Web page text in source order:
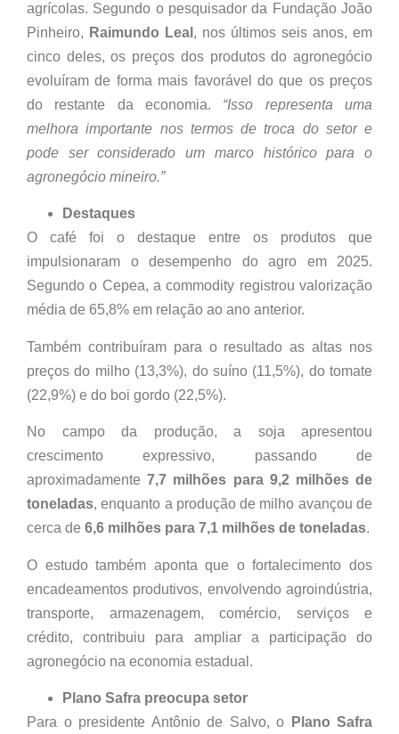
agrícolas. Segundo o pesquisador da Fundação João
Pinheiro, Raimundo Leal , nos últimos seis anos, em
cinco deles, os preços dos produtos do agronegócio
evoluíram de forma mais favorável do que os preços
do restante da economia. “Isso representa uma
melhora importante nos termos de troca do setor e
pode ser considerado um marco histórico para o
agronegócio mineiro.”
Destaques
O café foi o destaque entre os produtos que
impulsionaram o desempenho do agro em 2025.
Segundo o Cepea, a commodity registrou valorização
média de 65,8% em relação ao ano anterior.
Também contribuíram para o resultado as altas nos
preços do milho (13,3%), do suíno (11,5%), do tomate
(22,9%) e do boi gordo (22,5%).
No campo da produção, a soja apresentou
crescimento expressivo, passando de
aproximadamente7,7 milhões para 9,2 milhões de
toneladas, enquanto a produção de milho avançou de
cerca de 6,6 milhões para 7,1 milhões de toneladas.
O estudo também aponta que o fortalecimento dos
encadeamentos produtivos, envolvendo agroindústria,
transporte, armazenagem, comércio, serviços e
crédito, contribuiu para ampliar a participação do
agronegócio na economia estadual.
Plano Safra preocupa setor
Para o presidente Antônio de Salvo, o Plano Safra